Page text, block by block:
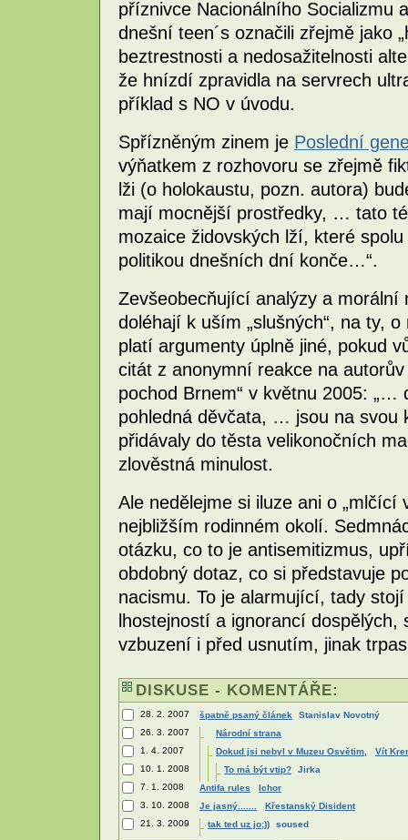
příznivce Nacionálního Socializmu
dnešní teen´s označili zřejmě jako
beztrestnosti a nedosažitelnosti
že hnízdí zpravidla na servrech
příklad s NO v úvodu.
Spřízněným zinem je Poslední
výňatkem z rozhovoru se zřejmě
lži (o holokaustu, pozn. autora)
mají mocnější prostředky, … tato
mozaice židovských lží, které
politikou dnešních dní konče…“.
Zevšeobecňující analýzy a
doléhají k uším „slušných“, na ty,
platí argumenty úplně jiné, pokud
citát z anonymní reakce na
pochod Brnem“ v květnu 2005: „…
pohledná děvčata, … jsou na svou
přidávaly do těsta velikonočních
zlověstná minulost.
Ale nedělejme si iluze ani o „mlčící
nejbližším rodinném okolí.
otázku, co to je antisemitizmus,
obdobný dotaz, co si představuje
nacismu. To je alarmující, tady
lhostejností a ignorancí
vzbuzení i před usnutím, jinak
DISKUSE - KOMENTÁŘE:
28. 2. 2007 špatně psaný článek
Stanislav Novotný
26. 3. 2007
Národní strana
1. 4. 2007
Dokud jsi nebyl v Muzeu Osvětim,
Vít
10. 1. 2008
To má být vtip?
Jirka
7. 1. 2008
Antifa rules
Ichor
3. 10. 2008
Je jasný.......
Křestanský Disident
21. 3. 2009
tak ted uz jo;)) soused